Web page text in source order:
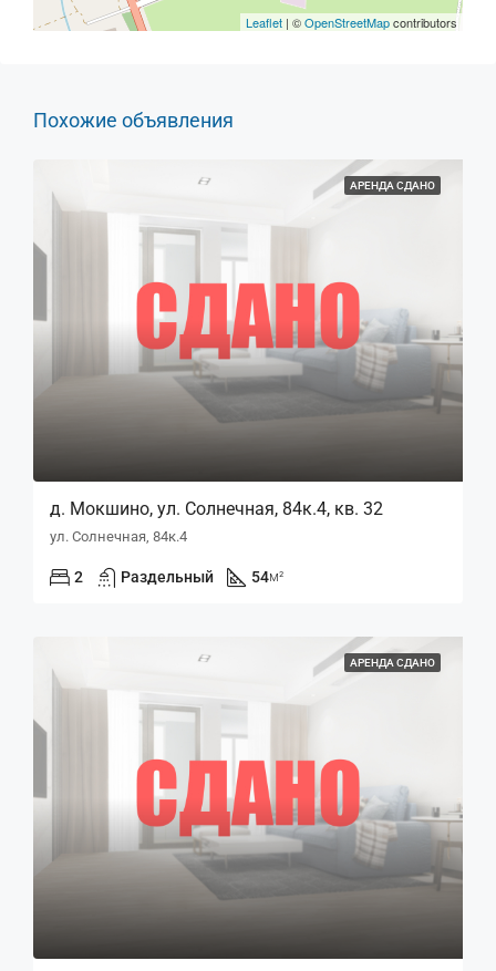
Leaflet | ©OpenStreetMapcontributors
Похожие объявления
АРЕНДА СДАНО
д. Мокшино, ул. Солнечная, 84к.4, кв. 32
ул. Солнечная, 84к.4
2 Раздельный 54м²
АРЕНДА СДАНО